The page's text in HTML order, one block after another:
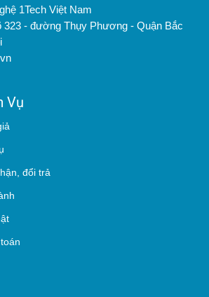
1Tech Việt Nam
323 - đường Thụy Phương - Quận Bắc
Vụ
đổi trả